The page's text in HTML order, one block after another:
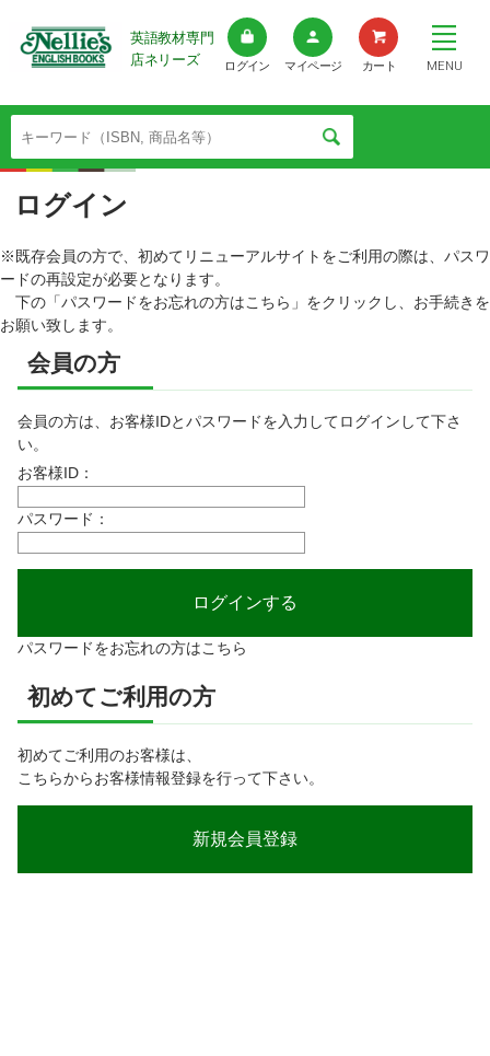
英語教材専門
店ネリーズ
ログイン マイページ カート MENU
ログイン
※既存会員の方で、初めてリニューアルサイトをご利用の際は、パスワ
ードの再設定が必要となります。
下の「パスワードをお忘れの方はこちら」をクリックし、お手続きを
お願い致します。
会員の方
会員の方は、お客様IDとパスワードを入力してログインして下さ
い。
お客様ID：
パスワード：
パスワードをお忘れの方はこちら
初めてご利用の方
初めてご利用のお客様は、
こちらからお客様情報登録を行って下さい。